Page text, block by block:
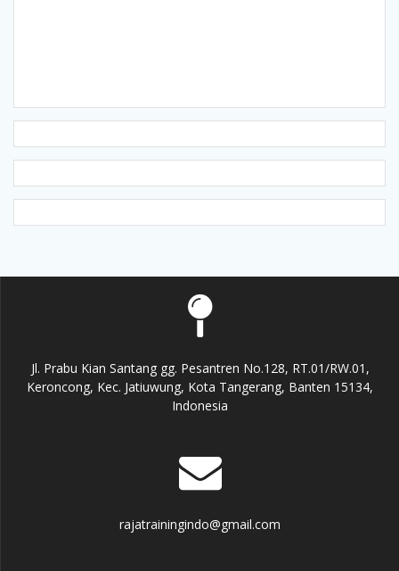
Jl. Prabu Kian Santang gg. Pesantren No.128, RT.01/RW.01,
Keroncong, Kec. Jatiuwung, Kota Tangerang, Banten 15134,
Indonesia
rajatrainingindo@gmail.com